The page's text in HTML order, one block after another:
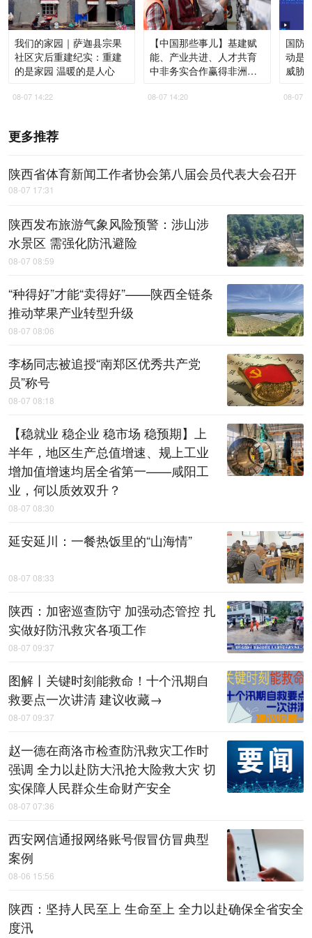
我们的家园｜萨迦县宗果
社区灾后重建纪实：重建
的是家园 温暖的是人心
08-07 14:22
【中国那些事儿】基建赋
能、产业共进、人才共育
中非务实合作赢得非洲青
08-07 14:20
国防
动是
威胁
08-07
更多推荐
陕西省体育新闻工作者协会第八届会员代表大会召开
08-07 17:31
陕西发布旅游气象风险预警：涉山涉
水景区 需强化防汛避险
08-07 08:59
“种得好”才能“卖得好”——陕西全链条
推动苹果产业转型升级
08-07 08:06
李杨同志被追授“南郑区优秀共产党
员”称号
08-07 08:18
【稳就业 稳企业 稳市场 稳预期】上
半年，地区生产总值增速、规上工业
增加值增速均居全省第一——咸阳工
业，何以质效双升？
08-07 08:30
延安延川：一餐热饭里的“山海情”
08-07 08:33
陕西：加密巡查防守 加强动态管控 扎
实做好防汛救灾各项工作
08-07 09:37
图解丨关键时刻能救命！十个汛期自
救要点一次讲清 建议收藏→
08-07 09:37
赵一德在商洛市检查防汛救灾工作时
强调 全力以赴防大汛抢大险救大灾 切
实保障人民群众生命财产安全
08-07 07:36
西安网信通报网络账号假冒仿冒典型
案例
08-06 15:56
陕西：坚持人民至上 生命至上 全力以赴确保全省安全
度汛